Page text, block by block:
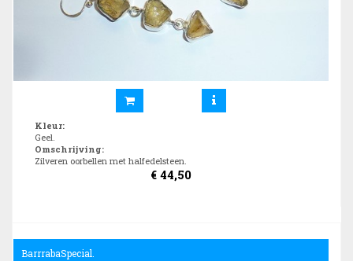
Kleur:
Geel.
Omschrijving:
Zilveren oorbellen met halfedelsteen.
€ 44,50
BarrrabaSpecial.